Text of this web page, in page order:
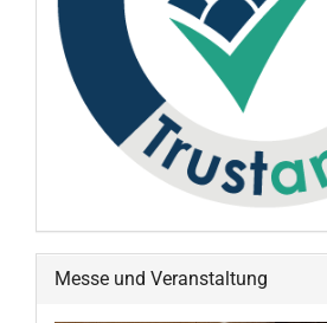
Messe und Veranstaltung